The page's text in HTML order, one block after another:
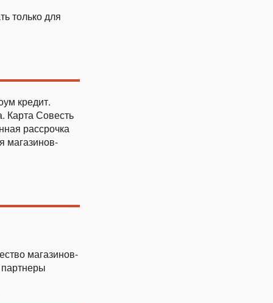
только для
кредит.
Карта Совесть
рассрочка
магазинов-
магазинов-